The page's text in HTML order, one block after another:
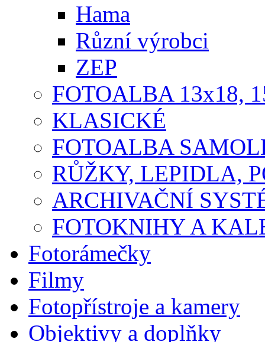
Hama
Různí výrobci
ZEP
FOTOALBA 13x18,
KLASICKÉ
FOTOALBA
RŮŽKY, LEPIDLA,
ARCHIVAČNÍ
FOTOKNIHY A
Fotorámečky
Filmy
Fotopřístroje a kamery
Objektivy a doplňky